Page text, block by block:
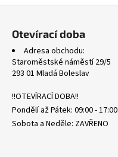
075
MIMIKYU
-
BLACK
STAR
175
Kč
Otevírací doba
Adresa obchodu:
Staroměstské náměstí 29/5
293 01 Mladá Boleslav
!!OTEVÍRACÍ DOBA!!
Pondělí až Pátek: 09:00 - 17:00
Sobota a Neděle: ZAVŘENO